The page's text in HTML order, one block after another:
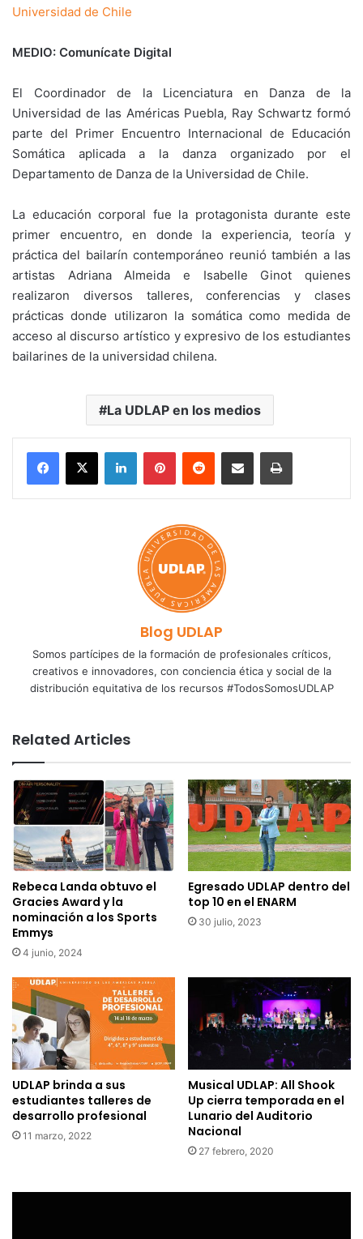
Universidad de Chile
MEDIO: Comunícate Digital
El Coordinador de la Licenciatura en Danza de la
Universidad de las Américas Puebla, Ray Schwartz formó
parte del Primer Encuentro Internacional de Educación
Somática aplicada a la danza organizado por el
Departamento de Danza de la Universidad de Chile.
La educación corporal fue la protagonista durante este
primer encuentro, en donde la experiencia, teoría y
práctica del bailarín contemporáneo reunió también a las
artistas Adriana Almeida e Isabelle Ginot quienes
realizaron diversos talleres, conferencias y clases
prácticas donde utilizaron la somática como medida de
acceso al discurso artístico y expresivo de los estudiantes
bailarines de la universidad chilena.
La UDLAP en los medios
LinkedInPinterestReddit Share via Email Print
Blog UDLAP
Somos partícipes de la formación de profesionales críticos,
creativos e innovadores, con conciencia ética y social de la
distribución equitativa de los recursos #TodosSomosUDLAP
Related Articles
Rebeca Landa obtuvo el
Gracies Award y la
nominación a los Sports
Emmys
4 junio, 2024
Egresado UDLAP dentro del
top 10 en el ENARM
30 julio, 2023
UDLAP brinda a sus
estudiantes talleres de
desarrollo profesional
11 marzo, 2022
Musical UDLAP: All Shook
Up cierra temporada en el
Lunario del Auditorio
Nacional
27 febrero, 2020